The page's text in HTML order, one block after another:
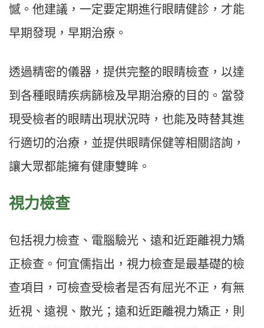
憾。他建議，一定要定期進行眼睛健診，才能
早期發現，早期治療。
透過精密的儀器，提供完整的眼睛檢查，以達
到各種眼睛疾病篩檢及早期治療的目的。當發
現受檢者的眼睛出現狀況時，也能及時替其進
行適切的治療，並提供眼睛保健等相關諮詢，
讓大眾都能擁有健康雙眸。
視力檢查
包括視力檢查、電腦驗光、遠和近距離視力矯
正檢查。何宜儒指出，視力檢查是最基礎的檢
查項目，可檢查受檢者是否有屈光不正，有無
近視、遠視、散光；遠和近距離視力矯正，則